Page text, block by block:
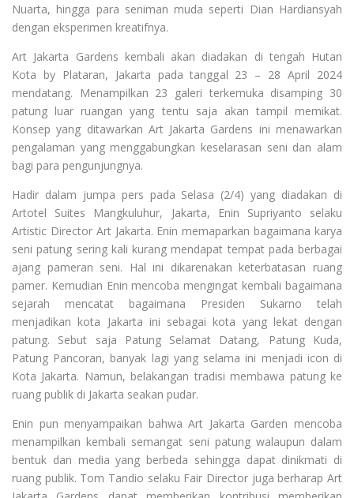
Nuarta, hingga para seniman muda seperti Dian Hardiansyah
dengan eksperimen kreatifnya.
Art Jakarta Gardens kembali akan diadakan di tengah Hutan
Kota by Plataran, Jakarta pada tanggal 23 – 28 April 2024
mendatang. Menampilkan 23 galeri terkemuka disamping 30
patung luar ruangan yang tentu saja akan tampil memikat.
Konsep yang ditawarkan Art Jakarta Gardens ini menawarkan
pengalaman yang menggabungkan keselarasan seni dan alam
bagi para pengunjungnya.
Hadir dalam jumpa pers pada Selasa (2/4) yang diadakan di
Artotel Suites Mangkuluhur, Jakarta, Enin Supriyanto selaku
Artistic Director Art Jakarta. Enin memaparkan bagaimana karya
seni patung sering kali kurang mendapat tempat pada berbagai
ajang pameran seni. Hal ini dikarenakan keterbatasan ruang
pamer. Kemudian Enin mencoba mengingat kembali bagaimana
sejarah mencatat bagaimana Presiden Sukarno telah
menjadikan kota Jakarta ini sebagai kota yang lekat dengan
patung. Sebut saja Patung Selamat Datang, Patung Kuda,
Patung Pancoran, banyak lagi yang selama ini menjadi icon di
Kota Jakarta. Namun, belakangan tradisi membawa patung ke
ruang publik di Jakarta seakan pudar.
Enin pun menyampaikan bahwa Art Jakarta Garden mencoba
menampilkan kembali semangat seni patung walaupun dalam
bentuk dan media yang berbeda sehingga dapat dinikmati di
ruang publik. Tom Tandio selaku Fair Director juga berharap Art